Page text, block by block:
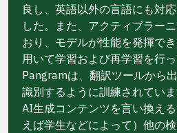
良し、英語以外の言語にも対
した。また、アクティブラー
おり、モデルが性能を発揮で
用いて学習および再学習を行っ
Pangramは、翻訳ツールから
識別するように訓練されてい
AI生成コンテンツを言い換え
えば学生などによって）他の